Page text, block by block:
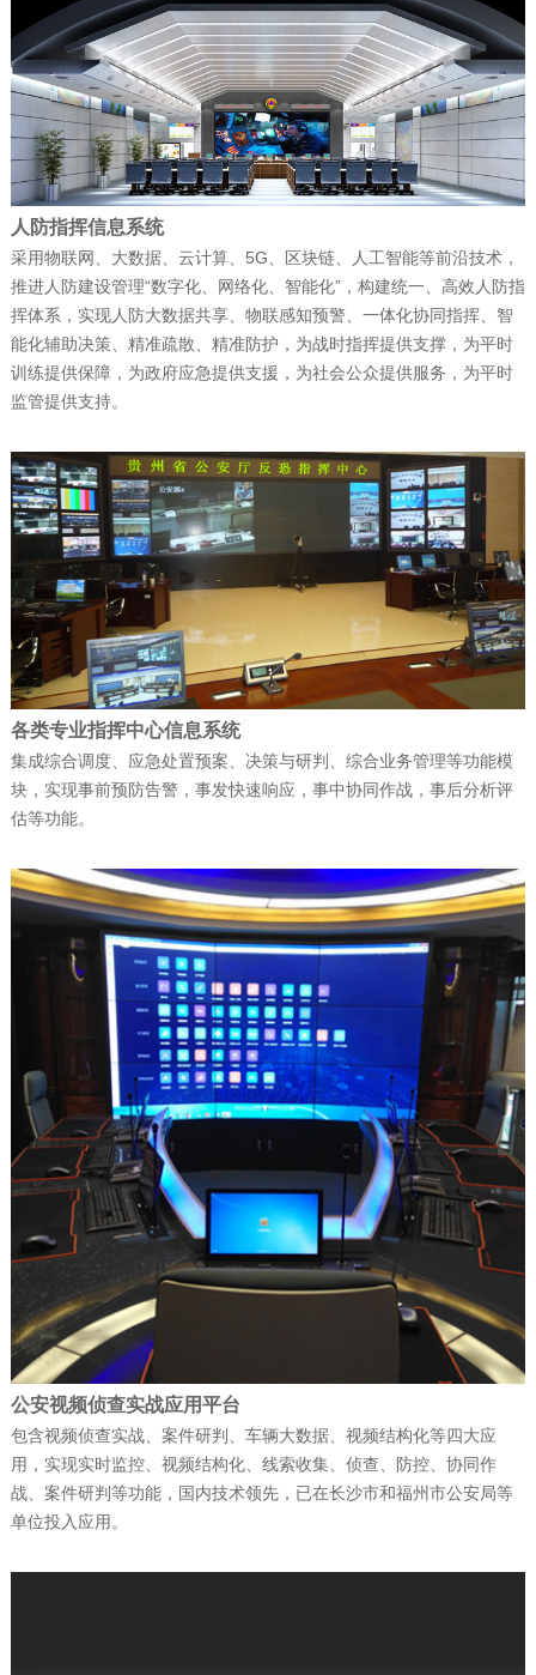
公司新闻| 2025-12-19
富晋天维公司介绍
公司新闻| 2025-12-15
捷报！富晋天维海军某部军舰演训信息化
平台顺利通过验收
公司新闻 | 2025-12-15
赋能“东数西算” 筑就丝路算力底座——富
公司新闻| 2025-12-11
科技赋能强军 屡创中标佳绩——深圳富晋
天维公司连续斩获多项…
公司新闻| 2025-12-09
富晋天维承建的解放军某部数据中心动力
环境综合系统工程项目顺…
公司新闻| 2026-05-21
军队资产管理变革：从“静态账本”到“动态
公司新闻| 2026-02-07
捷报！富晋天维连续中标两个军队核心信
息化项目
公司新闻| 2026-01-13
武警综合指挥信息化平台成功试运行
公司新闻| 2026-01-12
科技赋能强军 ——深圳富晋天维信息通讯
技术有限公司承建解放…
人防指挥信息系统
采用物联网、大数据、云计算、5G、区块链、人工智能等前沿技术，
推进人防建设管理“数字化、网络化、智能化”，构建统一、高效人防指
挥体系，实现人防大数据共享、物联感知预警、一体化协同指挥、智
能化辅助决策、精准疏散、精准防护，为战时指挥提供支撑，为平时
训练提供保障，为政府应急提供支援，为社会公众提供服务，为平时
监管提供支持。
各类专业指挥中心信息系统
集成综合调度、应急处置预案、决策与研判、综合业务管理等功能模
块，实现事前预防告警，事发快速响应，事中协同作战，事后分析评
估等功能。
公安视频侦查实战应用平台
包含视频侦查实战、案件研判、车辆大数据、视频结构化等四大应
用，实现实时监控、视频结构化、线索收集、侦查、防控、协同作
战、案件研判等功能，国内技术领先，已在长沙市和福州市公安局等
单位投入应用。